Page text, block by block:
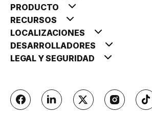
PRODUCTO
RECURSOS
LOCALIZACIONES
DESARROLLADORES
LEGAL Y SEGURIDAD